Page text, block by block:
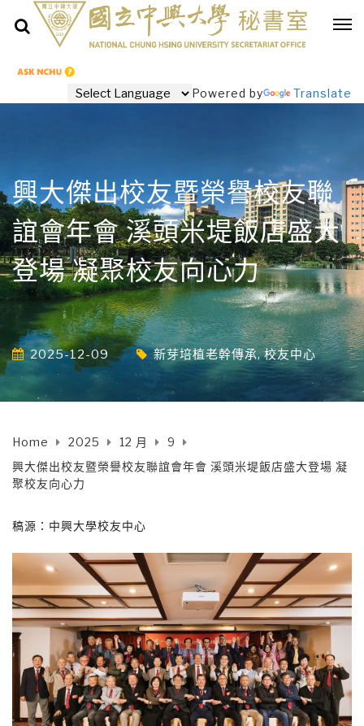
Powered by Translate
興大傑出校友暨榮譽校友聯
誼會年會 溪頭米堤飯店盛大
登場 凝聚校友向心力
2025-12-09 新芽培植老幹傳承,校友中心
Home 2025 12 月
9
興大傑出校友暨榮譽校友聯誼會年會 溪頭米堤飯店盛大登場 凝
聚校友向心力
稿源：中興大學校友中心